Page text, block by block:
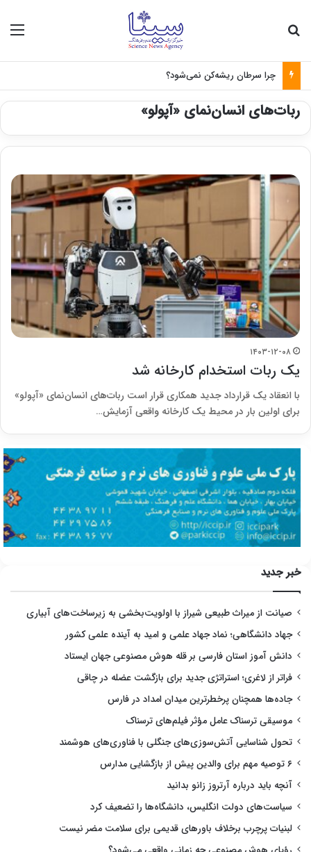
چرا سرطان ریشه‌کن نمی‌شود؟
ربات‌های انسان‌نمای «آپولو»
۱۴۰۳-۱۲-۰۸
یک ربات استخدام کارخانه شد
با انعقاد یک قرارداد جدید همکاری قرار است ربات‌های انسان‌نمای «آپولو»
برای اولین بار در محیط یک کارخانه واقعی آزمایش…
خبر جدید
صیانت از میراث طبیعی شیراز با اولویت‌بخشی به زیرساخت‌های آبیاری
جهاد دانشگاهی؛ نماد جهاد علمی و امید به آینده علمی کشور
دانش آموز استان فارسی بر قله هوش مصنوعی جهان ایستاد
فراتر از لاغری؛ استراتژی جدید برای بازگشت عضله در چاقی
جاده‌ها همچنان پرخطرترین میدان امداد در فارس
موسیقی ترسناک عامل مؤثر فیلم‌های ترسناک
تحول شناسایی آتش‌سوزی‌های جنگلی با فناوری‌های هوشمند
۶ توصیه مهم برای والدین پیش از بازگشایی مدارس
آنچه باید درباره آرتروز زانو بدانید
سیاست‌های دولت انگلیس، دانشگاه‌ها را تضعیف کرد
لبنیات پرچرب برخلاف باورهای قدیمی برای سلامت مضر نیست